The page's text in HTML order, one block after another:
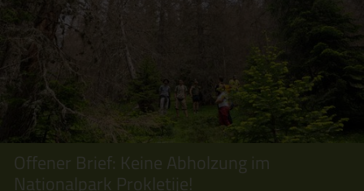
Offener Brief: Keine Abholzung im
Nationalpark Prokletije!